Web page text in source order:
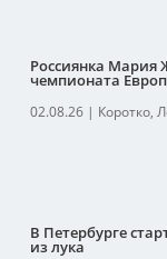
Россиянка Мария
чемпионата
02.08.26| Коротко,
В Петербурге
из лука